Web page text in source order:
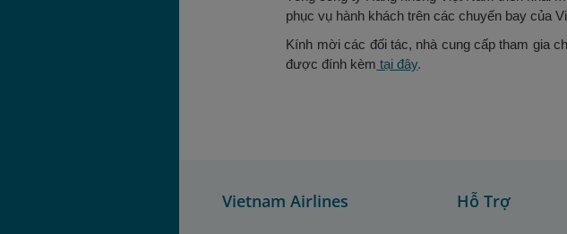
phục vụ hành khách trên các chuyến bay của
Kính mời các đối tác, nhà cung cấp tham gia
được đính kèm tại đây.
Vietnam Airlines Hỗ Trợ